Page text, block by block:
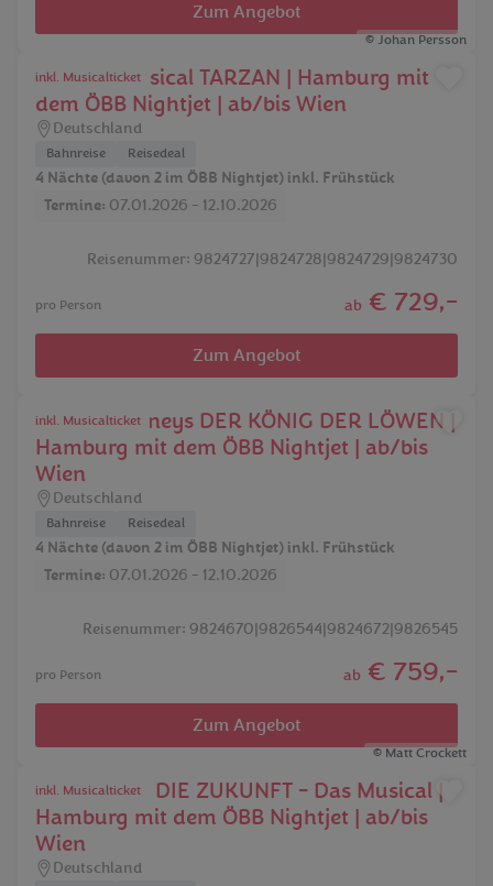
Zum Angebot
Johan Persson
inkl. Musicalticket
Disneys Musical TARZAN | Hamburg mit
dem ÖBB Nightjet | ab/bis Wien
Deutschland
Bahnreise Reisedeal
4 Nächte (davon 2 im ÖBB Nightjet) inkl. Frühstück
Termine: 07.01.2026 - 12.10.2026
Reisenummer: 9824727|9824728|9824729|9824730
pro Person ab € 729,-
Zum Angebot
inkl. Musicalticket
Musical Disneys DER KÖNIG DER LÖWEN |
Hamburg mit dem ÖBB Nightjet | ab/bis
Wien
Deutschland
Bahnreise Reisedeal
4 Nächte (davon 2 im ÖBB Nightjet) inkl. Frühstück
Termine: 07.01.2026 - 12.10.2026
Reisenummer: 9824670|9826544|9824672|9826545
pro Person ab € 759,-
Zum Angebot
Matt Crockett
inkl. Musicalticket
ZURÜCK IN DIE ZUKUNFT - Das Musical |
Hamburg mit dem ÖBB Nightjet | ab/bis
Wien
Deutschland